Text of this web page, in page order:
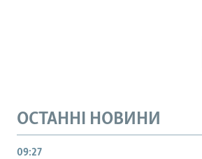
ОСТАННІ НОВИНИ
09:27